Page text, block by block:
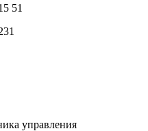
51
управления